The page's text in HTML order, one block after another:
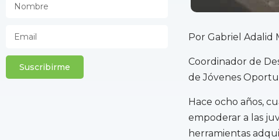
Suscribirme
Por Gabriel Adalid
Coordinador de
de Jóvenes
Hace ocho años,
empoderar a las
herramientas